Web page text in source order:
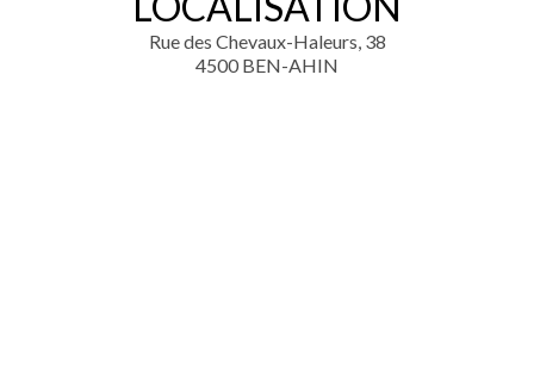
Rue des Chevaux-Haleurs, 38
4500 BEN-AHIN